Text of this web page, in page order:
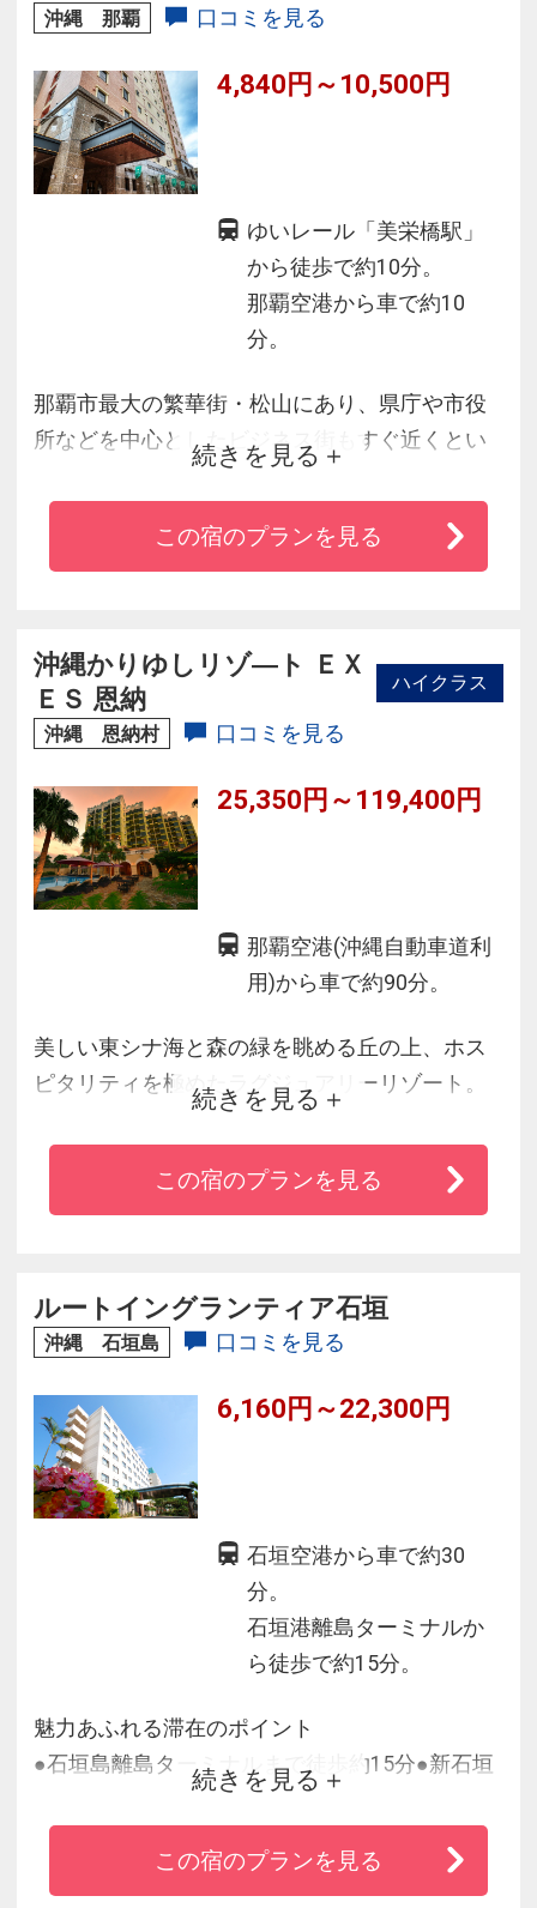
沖縄 那覇 口コミを見る
4,840円～10,500円
ゆいレール「美栄橋駅」
から徒歩で約10分。
那覇空港から車で約10
分。
那覇市最大の繁華街・松山にあり、県庁や市役
所などを中心としたビジネス街もすぐ近くとい
う絶好のロケーション。ヨーロッパの雰囲気が
漂う外観とインテリア、広々としたお部屋でゆ
っくりとくつろげるワンランク上のビジネスホ
すすめです。
続きを見る
この宿のプランを見る
沖縄かりゆしリゾ―ト ＥＸ
ＥＳ 恩納
ハイクラス
沖縄 恩納村 口コミを見る
25,350円～119,400円
那覇空港(沖縄自動車道利
用)から車で約90分。
美しい東シナ海と森の緑を眺める丘の上、ホス
ピタリティを極めたラグジュアリーリゾート。
59平米以上のゆったりとした客室、旬の素材を
大切にした体にやさしい沖縄スローフードをテ
ーマにしたレストラン、ジムや屋内外プールな
ご利用いただけます。
続きを見る
この宿のプランを見る
ルートイングランティア石垣
沖縄 石垣島 口コミを見る
6,160円～22,300円
石垣空港から車で約30
分。
石垣港離島ターミナルか
ら徒歩で約15分。
魅力あふれる滞在のポイント
●石垣島離島ターミナルまで徒歩約15分●新石垣
空港まで車で約30分●繁華街にも徒歩圏内
●朝食バイキングと大浴場は無料●全客室でＷＯ
ＷＯＷ無料視聴可
続きを見る
この宿のプランを見る